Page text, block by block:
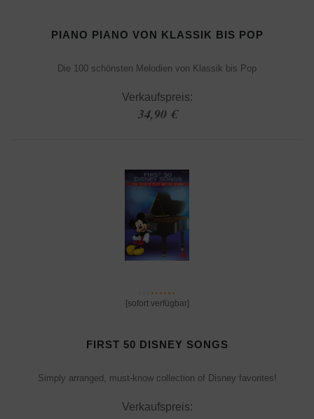
PIANO PIANO VON KLASSIK BIS POP
Die 100 schönsten Melodien von Klassik bis Pop
Verkaufspreis:
34,90 €
[sofort verfügbar]
FIRST 50 DISNEY SONGS
Simply arranged, must-know collection of Disney favorites!
Verkaufspreis: